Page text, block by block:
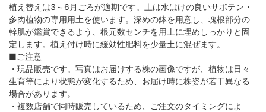
植え替えは3～6月ごろが適期です。土は水はけの良いサボテン・
多肉植物の専用用土を使います。深めの鉢を用意し、塊根部分の
幹肌が鑑賞できるよう、根元数センチを用土に埋めしっかりと固
定します。植え付け時に緩効性肥料を少量土に混ぜます。
■ご注意
・現品販売です。写真はお届けする株の画像ですが、植物は日々
生育等により状態が変化するため、お届け時に株姿が若干異なる
場合があります。
・複数店舗で同時販売しているため、ご注文のタイミングによ